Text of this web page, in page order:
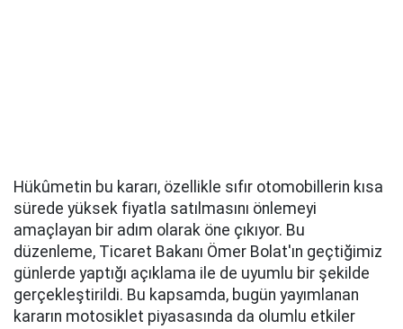
Hükûmetin bu kararı, özellikle sıfır otomobillerin kısa
sürede yüksek fiyatla satılmasını önlemeyi
amaçlayan bir adım olarak öne çıkıyor. Bu
düzenleme, Ticaret Bakanı Ömer Bolat'ın geçtiğimiz
günlerde yaptığı açıklama ile de uyumlu bir şekilde
gerçekleştirildi. Bu kapsamda, bugün yayımlanan
kararın motosiklet piyasasında da olumlu etkiler